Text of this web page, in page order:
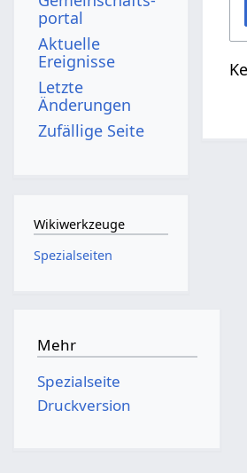
portal
Aktuelle
Ereignisse
Letzte
Änderungen
Zufällige Seite
Wikiwerkzeuge
Spezialseiten
Mehr
Spezialseite
Druckversion